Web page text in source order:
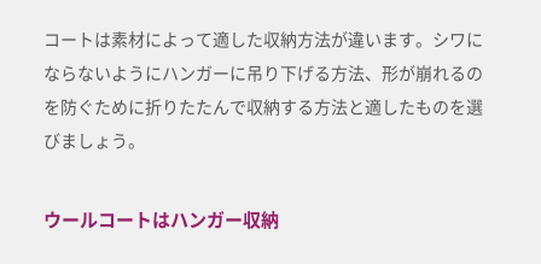
コートは素材によって適した収納方法が違います。シワに
ならないようにハンガーに吊り下げる方法、形が崩れるの
を防ぐために折りたたんで収納する方法と適したものを選
びましょう。
ウールコートはハンガー収納